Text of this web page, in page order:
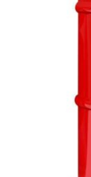
Memorándum